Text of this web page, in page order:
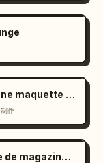
Conception de page web à partir d'une maquette de référence
作
Générer un article et une couverture de magazine (LLM/Image)